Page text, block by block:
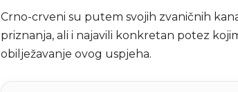
Crno-crveni su putem svojih zvaničnih
priznanja, ali i najavili konkretan potez
obilježavanje ovog uspjeha.